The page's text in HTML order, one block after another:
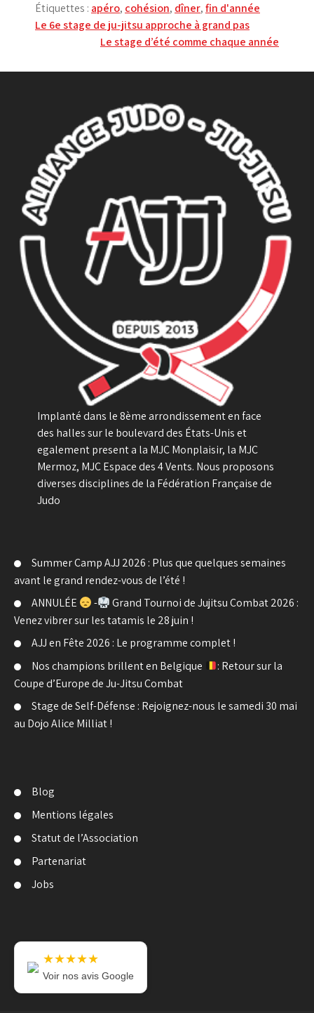
Étiquettes : apéro, cohésion, dîner,fin d'année
Navigation
l’article
Le 6e stage de ju-jitsu approche à grand pas
Le stage d’été comme chaque année
Implanté dans le 8ème arrondissement en face
des halles sur le boulevard des États-Unis et
egalement present a la MJC Monplaisir, la MJC
Mermoz, MJC Espace des 4 Vents. Nous proposons
diverses disciplines de la Fédération Française de
Judo
Summer Camp AJJ 2026 : Plus que quelques semaines
avant le grand rendez-vous de l’été !
ANNULÉE
-
Grand Tournoi de Jujitsu Combat 2026 :
Venez vibrer sur les tatamis le 28 juin !
AJJ en Fête 2026 : Le programme complet !
Nos champions brillent en Belgique
: Retour sur la
Coupe d’Europe de Ju-Jitsu Combat
Stage de Self-Défense : Rejoignez-nous le samedi 30 mai
au Dojo Alice Milliat !
Blog
Mentions légales
Statut de l’Association
Partenariat
Jobs
★★★★★
Voir nos avis Google